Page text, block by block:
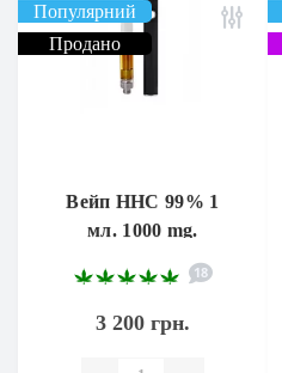
Популярний
Продано
Вейп ННС 99% 1
мл. 1000 mg.
18
3 200 грн.